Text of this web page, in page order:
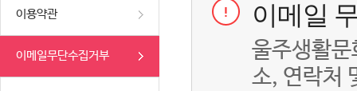
이용약관
이메일무단수집거부
이메일
울주생활
소, 연락처